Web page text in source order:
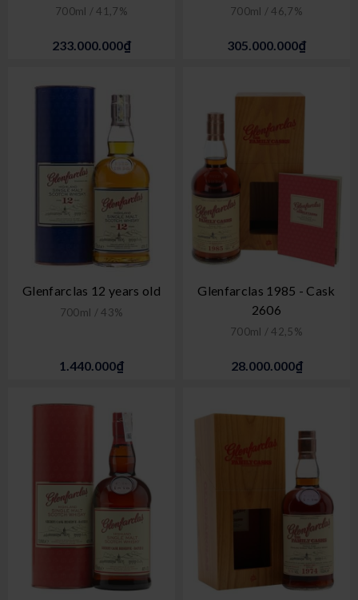
700ml / 41,7%
233.000.000₫
700ml / 46,7%
305.000.000₫
Glenfarclas 12 years old
700ml / 43%
1.440.000₫
Glenfarclas 1985 - Cask
2606
700ml / 42,5%
28.000.000₫